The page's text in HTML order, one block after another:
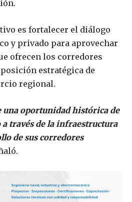
es fortalecer el diálogo
y privado para aprovechar
ofrecen los corredores
estratégica de
regional.
una oportunidad histórica de
a través de la infraestructura
de sus corredores